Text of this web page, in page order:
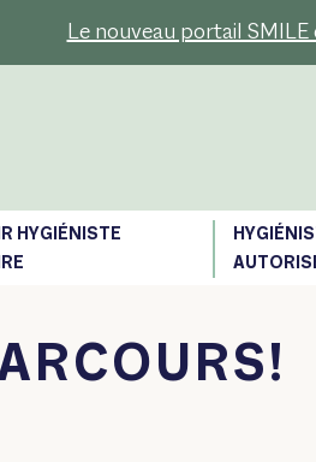
Le nouveau portail SMILE
HYGIÉNISTE